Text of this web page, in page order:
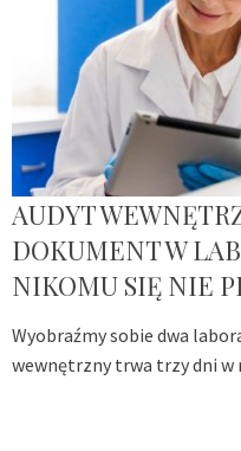
AUDYT
DOKUMENT W
NIKOMU SIĘ NIE
Wyobraźmy sobie dwa
wewnętrzny trwa trzy dni w